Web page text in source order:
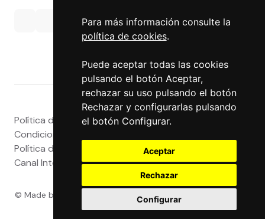
Para más información consulte la
política de cookies.
Puede aceptar todas las cookies
pulsando el botón Aceptar,
rechazar su uso pulsando el botón
Rechazar y configurarlas pulsando
el botón Configurar.
Aceptar
Rechazar
Configurar
Política de privacidad| Atención al Cliente
Condiciones de uso web
Política de Cookies
Política de Calidad
Canal Interno
| Canal Externo | Accesibilidad
© Made by - Powered by
los derechos reservados